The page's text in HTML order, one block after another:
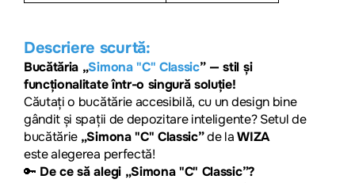
Descriere scurtă:
Bucătăria „Simona "C" Classic” — stil și
funcționalitate într-o singură soluție!
Căutați o bucătărie accesibilă, cu un design bine
gândit și spații de depozitare inteligente? Setul de
bucătărie „Simona "C" Classic”de laWIZA
este alegerea perfectă!
🔑 De ce să alegi „Simona "C" Classic”?